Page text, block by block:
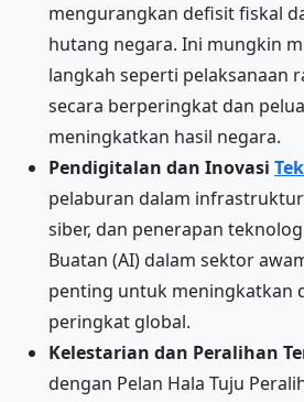
mengurangkan defisit fiskal
hutang negara. Ini mungkin
langkah seperti pelaksanaan
secara berperingkat dan
meningkatkan hasil negara.
Pendigitalan dan Inovasi
pelaburan dalam
siber, dan penerapan
Buatan (AI) dalam sektor
penting untuk meningkatkan
peringkat global.
Kelestarian dan Peralihan
dengan Pelan Hala Tuju